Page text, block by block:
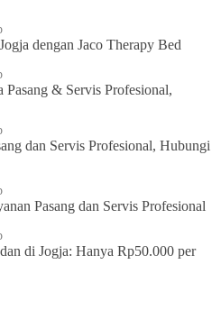
dengan Jaco Therapy Bed
Pasang & Servis Profesional,
dan Servis Profesional, Hubungi
Pasang dan Servis Profesional
di Jogja: Hanya Rp50.000 per